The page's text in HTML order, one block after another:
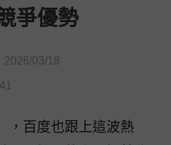
爭優勢
2026/03/18
，百度也跟上這波熱